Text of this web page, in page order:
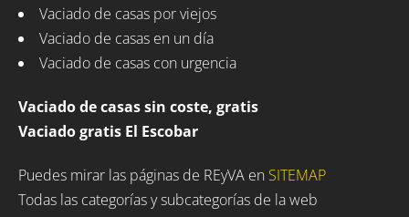
Vaciado de casas por viejos
Vaciado de casas en un día
Vaciado de casas con urgencia
Vaciado de casas sin coste, gratis
Vaciado gratis El Escobar
Puedes mirar las páginas de REyVA en SITEMAP
Todas las categorías y subcategorías de la web